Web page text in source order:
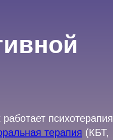
психотерапия
терапия (КБТ,